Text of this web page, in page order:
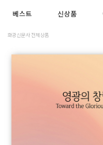
베스트 신상품
화광신문사 전체상품